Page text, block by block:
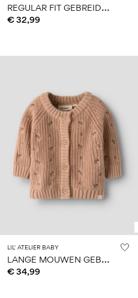
R
EGULAR FIT GEBREIDE TRUI
€ 32,99
LIL' ATELIER BABY
L
ANGE MOUWEN GEBREID VEST
€ 34,99